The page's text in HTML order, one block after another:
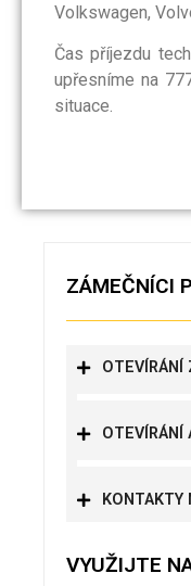
Volkswagen,
Čas příjezdu
upřesníme na
situace.
ZÁMEČNÍCI
OTEVÍRÁNÍ
OTEVÍRÁNÍ
KONTAKTY
VYUŽIJTE